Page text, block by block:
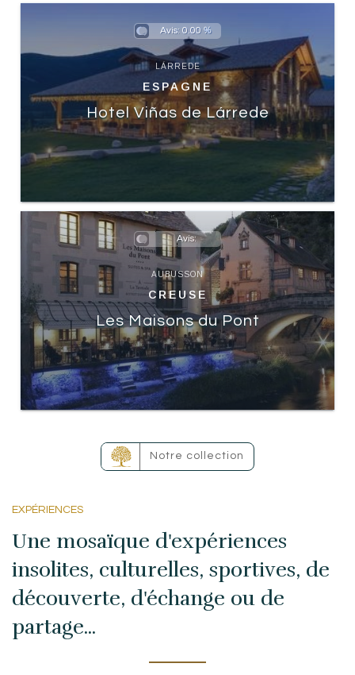
Hotel Viñas de Lárrede
LÁRREDE
ESPAGNE
Avis: 0.00
Les Maisons du Pont
AUBUSSON
CREUSE
Avis:
Notre collection
EXPÉRIENCES
Une mosaïque d'expériences
insolites, culturelles, sportives, de
découverte, d'échange ou de
partage...